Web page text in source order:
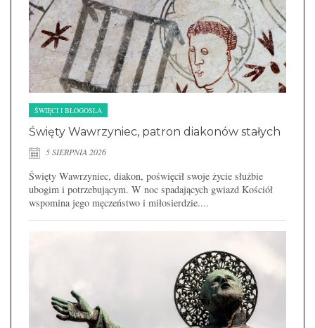
ŚWIĘCI I BŁOGOSŁA
Święty Wawrzyniec, patron diakonów stałych
5 SIERPNIA 2026
Święty Wawrzyniec, diakon, poświęcił swoje życie służbie
ubogim i potrzebującym. W noc spadających gwiazd Kościół
wspomina jego męczeństwo i miłosierdzie....